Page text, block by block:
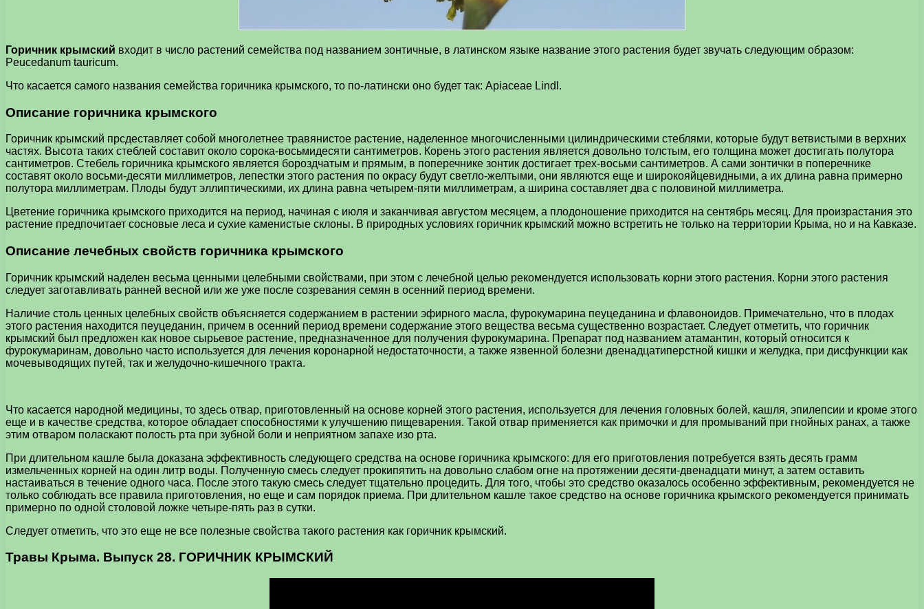
Горичник крымский входит в число растений семейства под названием зонтичные, в латинском языке название этого растения будет звучать следующим образом:
Peucedanum tauricum.
Что касается самого названия семейства горичника крымского, то по-латински оно будет так: Apiaceae Lindl.
Описание горичника крымского
Горичник крымский прсдеставляет собой многолетнее травянистое растение, наделенное многочисленными цилиндрическими стеблями, которые будут ветвистыми в верхних
частях. Высота таких стеблей составит около сорока-восьмидесяти сантиметров. Корень этого растения является довольно толстым, его толщина может достигать полутора
сантиметров. Стебель горичника крымского является бороздчатым и прямым, в поперечнике зонтик достигает трех-восьми сантиметров. А сами зонтички в поперечнике
составят около восьми-десяти миллиметров, лепестки этого растения по окрасу будут светло-желтыми, они являются еще и широкояйцевидными, а их длина равна примерно
полутора миллиметрам. Плоды будут эллиптическими, их длина равна четырем-пяти миллиметрам, а ширина составляет два с половиной миллиметра.
Цветение горичника крымского приходится на период, начиная с июля и заканчивая августом месяцем, а плодоношение приходится на сентябрь месяц. Для произрастания это
растение предпочитает сосновые леса и сухие каменистые склоны. В природных условиях горичник крымский можно встретить не только на территории Крыма, но и на Кавказе.
Описание лечебных свойств горичника крымского
Горичник крымский наделен весьма ценными целебными свойствами, при этом с лечебной целью рекомендуется использовать корни этого растения. Корни этого растения
следует заготавливать ранней весной или же уже после созревания семян в осенний период времени.
Наличие столь ценных целебных свойств объясняется содержанием в растении эфирного масла, фурокумарина пеуцеданина и флавоноидов. Примечательно, что в плодах
этого растения находится пеуцеданин, причем в осенний период времени содержание этого вещества весьма существенно возрастает. Следует отметить, что горичник
крымский был предложен как новое сырьевое растение, предназначенное для получения фурокумарина. Препарат под названием атамантин, который относится к
фурокумаринам, довольно часто используется для лечения коронарной недостаточности, а также язвенной болезни двенадцатиперстной кишки и желудка, при дисфункции как
мочевыводящих путей, так и желудочно-кишечного тракта.
Что касается народной медицины, то здесь отвар, приготовленный на основе корней этого растения, используется для лечения головных болей, кашля, эпилепсии и кроме этого
еще и в качестве средства, которое обладает способностями к улучшению пищеварения. Такой отвар применяется как примочки и для промываний при гнойных ранах, а также
этим отваром поласкают полость рта при зубной боли и неприятном запахе изо рта.
При длительном кашле была доказана эффективность следующего средства на основе горичника крымского: для его приготовления потребуется взять десять грамм
измельченных корней на один литр воды. Полученную смесь следует прокипятить на довольно слабом огне на протяжении десяти-двенадцати минут, а затем оставить
настаиваться в течение одного часа. После этого такую смесь следует тщательно процедить. Для того, чтобы это средство оказалось особенно эффективным, рекомендуется не
только соблюдать все правила приготовления, но еще и сам порядок приема. При длительном кашле такое средство на основе горичника крымского рекомендуется принимать
примерно по одной столовой ложке четыре-пять раз в сутки.
Следует отметить, что это еще не все полезные свойства такого растения как горичник крымский.
Травы Крыма. Выпуск 28. ГОРИЧНИК КРЫМСКИЙ